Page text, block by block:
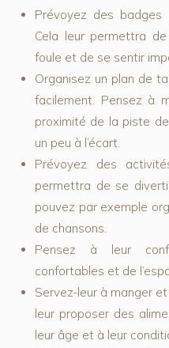
Prévoyez des
Cela leur permettra
foule et de se sentir
Organisez un plan de
facilement. Pensez à
proximité de la piste
un peu à l’écart.
Prévoyez des
permettra de se
pouvez par exemple
de chansons.
Pensez à leur
confortables et de
Servez-leur à manger
leur proposer des
leur âge et à leur